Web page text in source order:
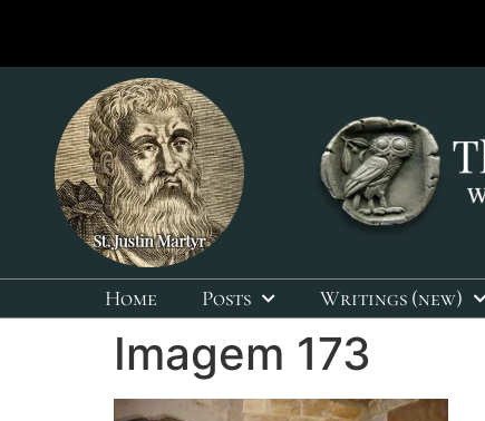
Home Posts Writings (new)
Imagem 173